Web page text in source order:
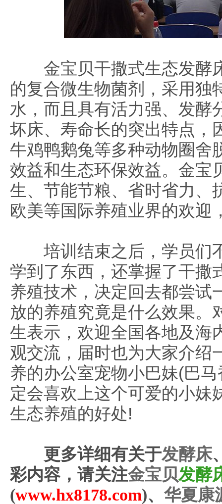
金宝贝干撒式生态发酵
的复合微生物菌剂，采用独
水，而且具有活力强、发酵
坏床、寿命长的突出特点，
牛鸡鸭鹅兔等多种动物圈舍
效益和生态环保效益。金宝
生、节能节粮、省时省力、
欧美等国际养殖业界的欢迎
培训结束之后，学员们
学到了东西，还掌握了干撒
养殖技术，决定回去都尝试
放的养殖究竟是什么效果。
生表示，欢迎全国各地及海
观交流，届时也为大家介绍
养的办公室宠物小巴妹(巴
定会喜欢上这个可爱的小妹
生态养殖的好处!
更多详细有关于发酵床
彩内容，请关注金宝贝发酵
(www.hx8178.com)、 华夏康